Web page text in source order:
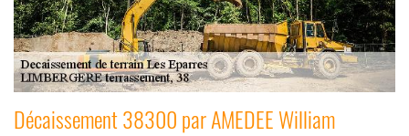
Décaissement 38300 par AMEDEE William